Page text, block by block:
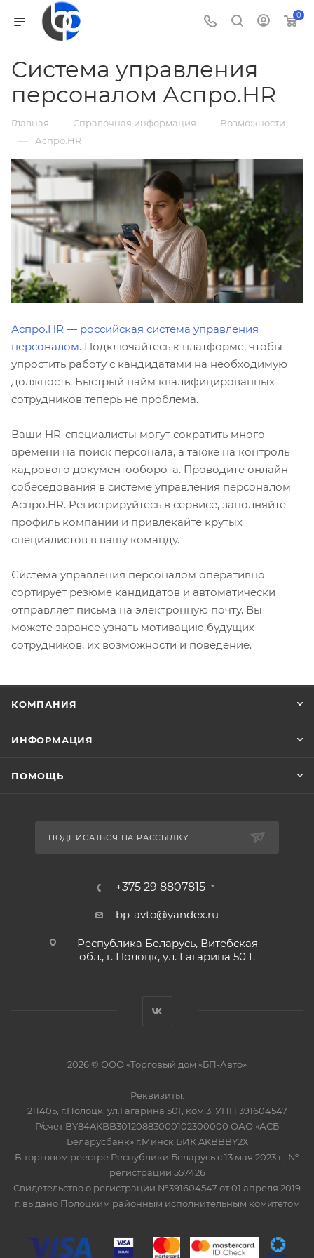
0
Система управления
персоналом Аспро.HR
Главная — Справочная информация — Возможности
— Аспро.HR
Аспро.HR — российская система управления
персоналом. Подключайтесь к платформе, чтобы
упростить работу с кандидатами на необходимую
должность. Быстрый найм квалифицированных
сотрудников теперь не проблема.
Ваши HR-специалисты могут сократить много
времени на поиск персонала, а также на контроль
кадрового документооборота. Проводите онлайн-
собеседования в системе управления персоналом
Аспро.HR. Регистрируйтесь в сервисе, заполняйте
профиль компании и привлекайте крутых
специалистов в вашу команду.
Система управления персоналом оперативно
сортирует резюме кандидатов и автоматически
отправляет письма на электронную почту. Вы
можете заранее узнать мотивацию будущих
сотрудников, их возможности и поведение.
КОМПАНИЯ
ИНФОРМАЦИЯ
ПОМОЩЬ
ПОДПИСАТЬСЯ НА РАССЫЛКУ
+375 29 8807815
bp-avto@yandex.ru
Республика Беларусь, Витебская
обл., г. Полоцк, ул. Гагарина 50 Г.
2026 © ООО «Торговый дом «БП-Авто»
Реквизиты:
211405, г.Полоцк, ул.Гагарина 50Г, ком.3, УНП 391604547
Р/счет BY84AKBB30120883000102300000 ОАО «АСБ
Беларусбанк» г.Минск БИК AKBBBY2Х
В торговом реестре Республики Беларусь с 13 мая 2023 г., №
регистрации 557426
Свидетельство о регистрации №391604547 от 01 апреля 2019
г. выдано Полоцким районным исполнительным комитетом